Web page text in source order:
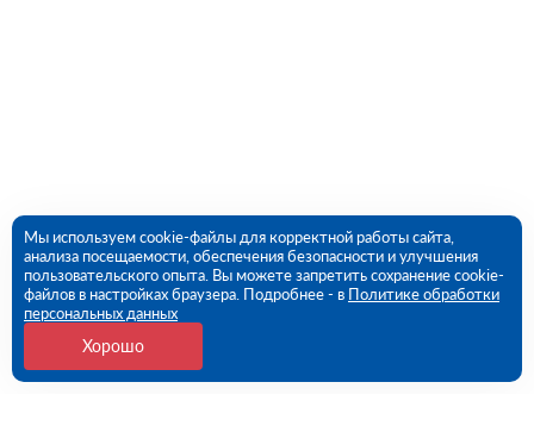
Мы используем cookie-файлы для корректной работы сайта,
анализа посещаемости, обеспечения безопасности и улучшения
пользовательского опыта. Вы можете запретить сохранение cookie-
файлов в настройках браузера. Подробнее - в Политике обработки
персональных данных
Хорошо